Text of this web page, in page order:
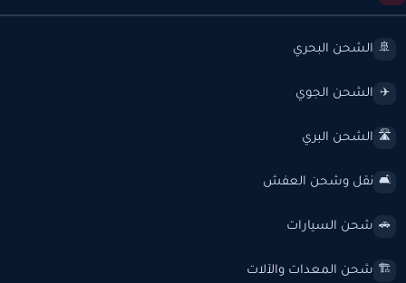
🚢 الشحن البحري
✈️ الشحن الجوي
🛣️ الشحن البري
🛋️ نقل وشحن العفش
🚗 شحن السيارات
🏗️ شحن المعدات والآلات